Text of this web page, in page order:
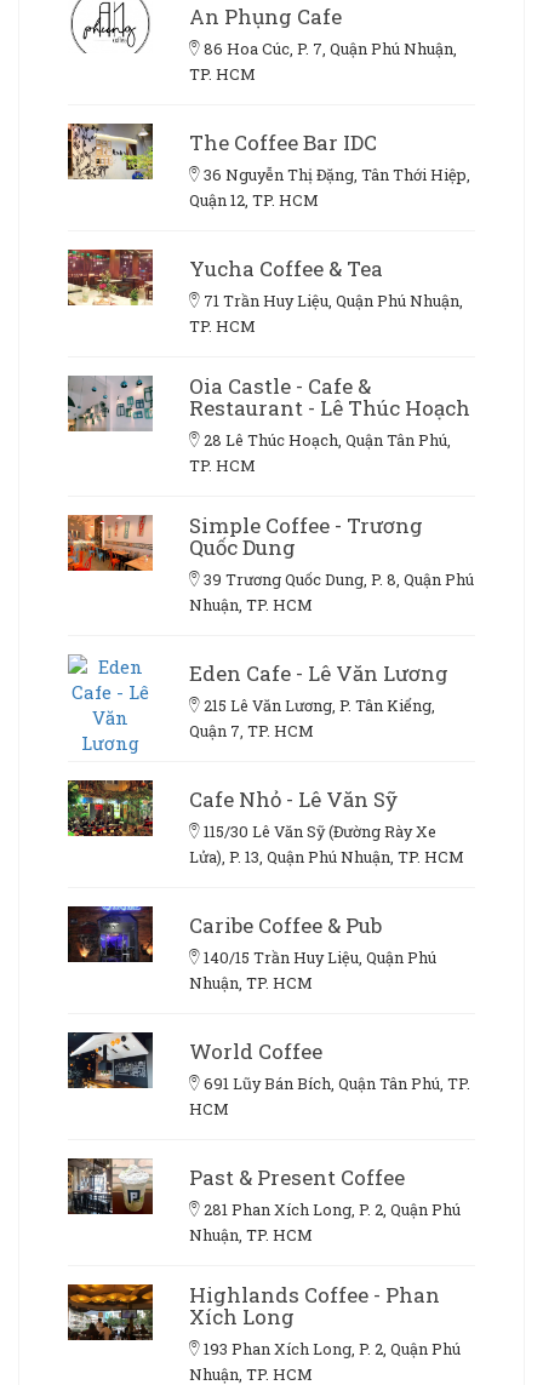
An Phụng Cafe
86 Hoa Cúc, P. 7, Quận Phú Nhuận,
TP. HCM
The Coffee Bar IDC
36 Nguyễn Thị Đặng, Tân Thới Hiệp,
Quận 12, TP. HCM
Yucha Coffee & Tea
71 Trần Huy Liệu, Quận Phú Nhuận,
TP. HCM
Oia Castle - Cafe &
Restaurant - Lê Thúc Hoạch
28 Lê Thúc Hoạch, Quận Tân Phú,
TP. HCM
Simple Coffee - Trương
Quốc Dung
39 Trương Quốc Dung, P. 8, Quận Phú
Nhuận, TP. HCM
Eden Cafe - Lê Văn Lương
215 Lê Văn Lương, P. Tân Kiểng,
Quận 7, TP. HCM
Cafe Nhỏ - Lê Văn Sỹ
115/30 Lê Văn Sỹ (Đường Rày Xe
Lửa), P. 13, Quận Phú Nhuận, TP. HCM
Caribe Coffee & Pub
140/15 Trần Huy Liệu, Quận Phú
Nhuận, TP. HCM
World Coffee
691 Lũy Bán Bích, Quận Tân Phú, TP.
HCM
Past & Present Coffee
281 Phan Xích Long, P. 2, Quận Phú
Nhuận, TP. HCM
Highlands Coffee - Phan
Xích Long
193 Phan Xích Long, P. 2, Quận Phú
Nhuận, TP. HCM